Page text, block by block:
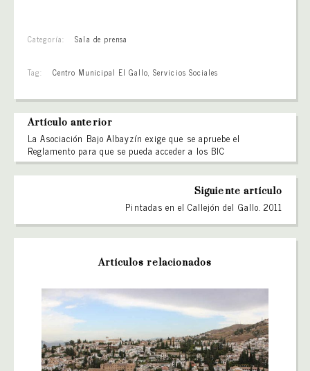
Categoría: Sala de prensa
Tag: Centro Municipal El Gallo,Servicios Sociales
Artículo anterior
La Asociación Bajo Albayzín exige que se apruebe el
Reglamento para que se pueda acceder a los BIC
Siguiente artículo
Pintadas en el Callejón del Gallo. 2011
Artículos relacionados